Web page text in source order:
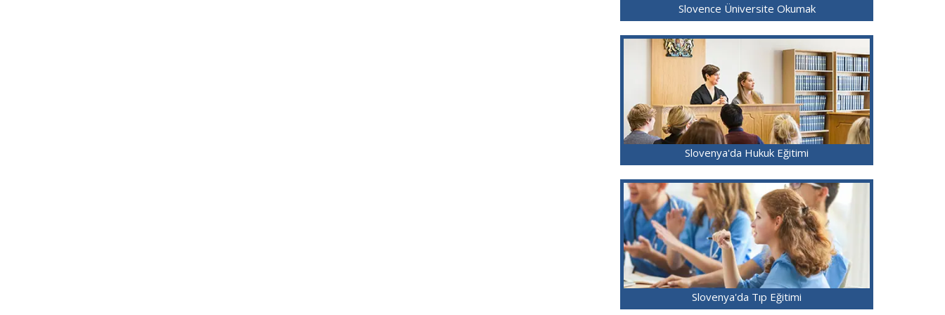
Slovence Üniversite Okumak
Slovenya'da Hukuk Eğitimi
Slovenya'da Tıp Eğitimi